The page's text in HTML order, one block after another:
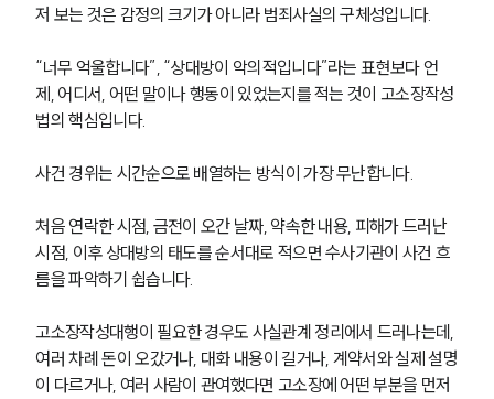
저 보는 것은 감정의 크기가 아니라 범죄사실의 구체성입니다.
“너무 억울합니다”, “상대방이 악의적입니다”라는 표현보다 언
제, 어디서, 어떤 말이나 행동이 있었는지를 적는 것이 고소장작성
법의 핵심입니다.
사건 경위는 시간순으로 배열하는 방식이 가장 무난합니다.
처음 연락한 시점, 금전이 오간 날짜, 약속한 내용, 피해가 드러난
시점, 이후 상대방의 태도를 순서대로 적으면 수사기관이 사건 흐
름을 파악하기 쉽습니다.
고소장작성대행이 필요한 경우도 사실관계 정리에서 드러나는데,
여러 차례 돈이 오갔거나, 대화 내용이 길거나, 계약서와 실제 설명
이 다르거나, 여러 사람이 관여했다면 고소장에 어떤 부분을 먼저